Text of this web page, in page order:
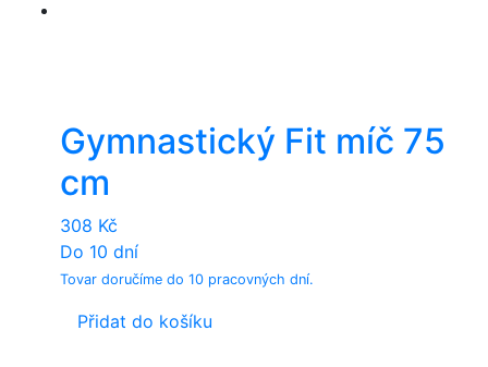
Gymnastický Fit míč 75
cm
308 Kč
Do 10 dní
Tovar doručíme do 10 pracovných dní.
Přidat do košíku